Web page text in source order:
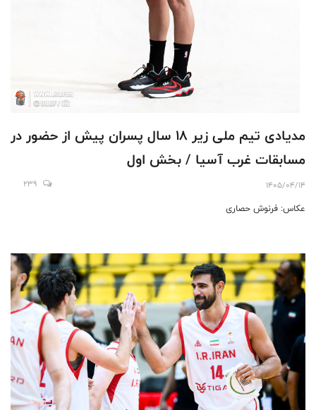
مدیادی تیم ملی زیر ۱۸ سال پسران پیش از حضور در
مسابقات غرب آسیا / بخش اول
1405/04/14
239
عکاس: فرنوش حصاری